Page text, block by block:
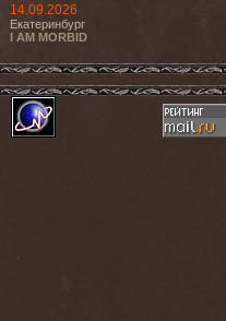
14.09.2026
Екатеринбург
I AM MORBID